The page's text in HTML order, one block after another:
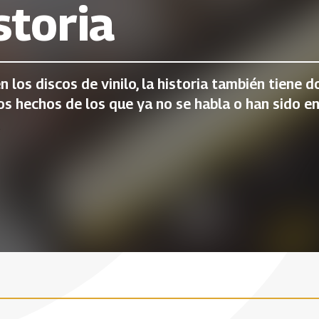
los discos de vinilo, la historia también tiene
hechos de los que ya no se habla o han sido
tiempo.